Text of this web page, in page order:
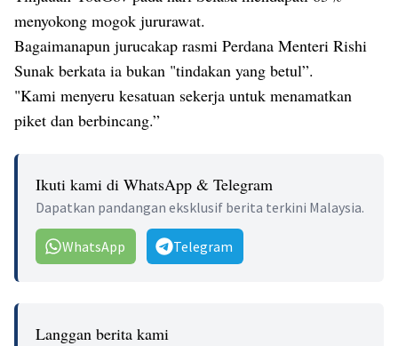
menyokong mogok jururawat.
Bagaimanapun jurucakap rasmi Perdana Menteri Rishi
Sunak berkata ia bukan "tindakan yang betul”.
"Kami menyeru kesatuan sekerja untuk menamatkan
piket dan berbincang.”
Ikuti kami di WhatsApp & Telegram
Dapatkan pandangan eksklusif berita terkini Malaysia.
WhatsApp Telegram
Langgan berita kami